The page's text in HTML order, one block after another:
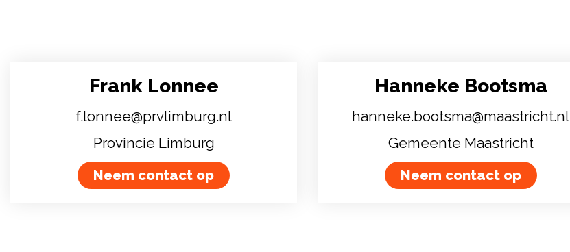
Frank Lonnee
f.lonnee@prvlimburg.nl
Provincie Limburg
Neem contact op
Hanneke Bootsma
hanneke.bootsma@maastricht.nl
Gemeente Maastricht
Neem contact op